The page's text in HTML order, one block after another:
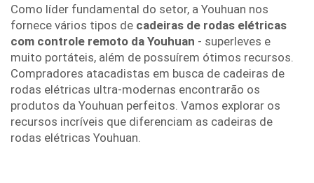
Como líder fundamental do setor, a Youhuan nos
fornece vários tipos de cadeiras de rodas elétricas
com controle remoto da Youhuan - superleves e
muito portáteis, além de possuírem ótimos recursos.
Compradores atacadistas em busca de cadeiras de
rodas elétricas ultra-modernas encontrarão os
produtos da Youhuan perfeitos. Vamos explorar os
recursos incríveis que diferenciam as cadeiras de
rodas elétricas Youhuan.